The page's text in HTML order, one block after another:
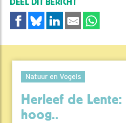
DEEL DIT BERICHT
Natuur en Vogels
Herleef de Lente:
hoog..